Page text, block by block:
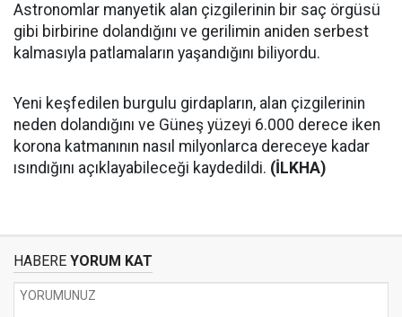
Astronomlar manyetik alan çizgilerinin bir saç örgüsü
gibi birbirine dolandığını ve gerilimin aniden serbest
kalmasıyla patlamaların yaşandığını biliyordu.
Yeni keşfedilen burgulu girdapların, alan çizgilerinin
neden dolandığını ve Güneş yüzeyi 6.000 derece iken
korona katmanının nasıl milyonlarca dereceye kadar
ısındığını açıklayabileceği kaydedildi. (İLKHA)
HABERE YORUM KAT